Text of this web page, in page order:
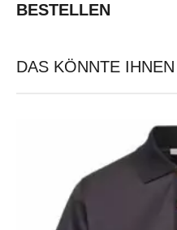
BESTELLEN
DAS KÖNNTE